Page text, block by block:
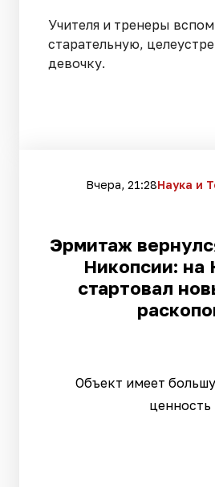
Учителя и тренеры
старательную,
девочку.
Вчера, 21:28Наука и
Эрмитаж
Никопсии: на
стартовал
Объект имеет
ценность